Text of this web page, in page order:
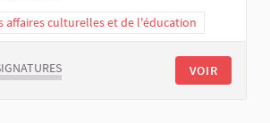
affaires culturelles et de l'éducation
VOIR